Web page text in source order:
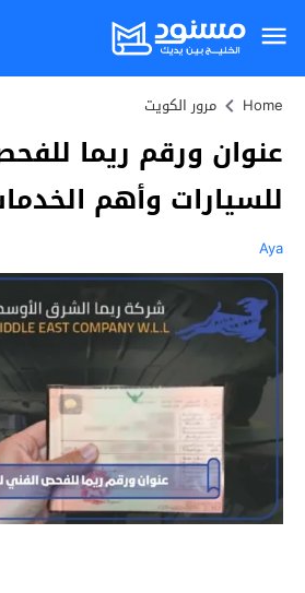
Home مرور الكويت
عنوان ورقم ريما
للسيارات وأهم
Aya